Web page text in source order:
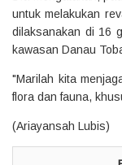
untuk melakukan
dilaksanakan di 16
kawasan Danau
"Marilah kita
flora dan fauna,
(Ariayansah Lubis)